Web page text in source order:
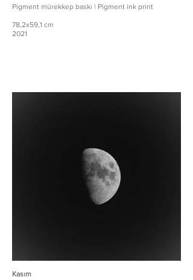
Pigment mürekkep baskı | Pigment ink print
78,2x59,1 cm
2021
Kasım